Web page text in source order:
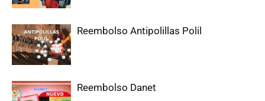
Reembolso Antipolillas Polil
Reembolso Danet